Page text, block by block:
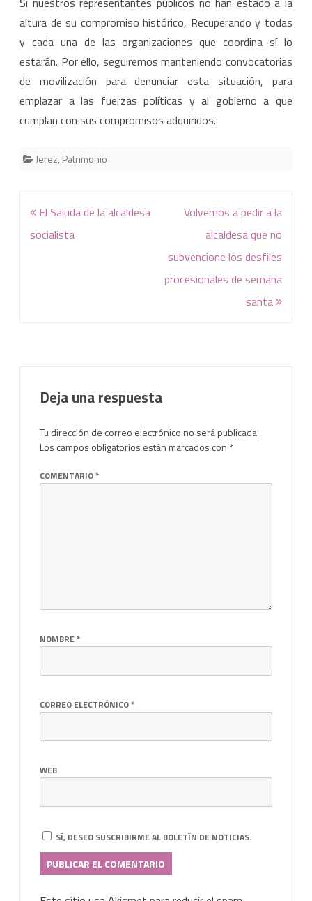
altura de su compromiso histórico, Recuperando y todas
y cada una de las organizaciones que coordina sí lo
estarán. Por ello, seguiremos manteniendo convocatorias
de movilización para denunciar esta situación, para
emplazar a las fuerzas políticas y al gobierno a que
cumplan con sus compromisos adquiridos.
Jerez, Patrimonio
Navegación
de
El Saluda de la alcaldesa
socialista
Volvemos a pedir a la
alcaldesa que no
subvencione los desfiles
procesionales de semana
santa
Deja una respuesta
Tu dirección de correo electrónico no será publicada.
Los campos obligatorios están marcados con *
COMENTARIO*
NOMBRE*
CORREO ELECTRÓNICO*
WEB
SÍ, DESEO SUSCRIBIRME AL BOLETÍN DE NOTICIAS.